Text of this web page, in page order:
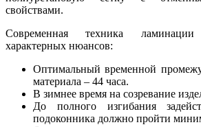
свойствами.
Современная техника
характерных нюансов:
Оптимальный временной
материала – 44 часа.
В зимнее время на созревание
До полного изгибания
подоконника должно пройти